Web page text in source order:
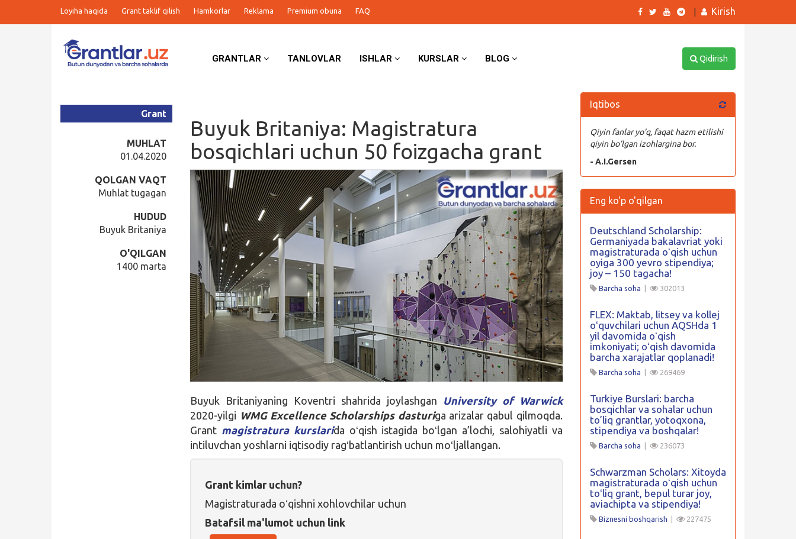
Loyiha haqida Grant taklif qilish Hamkorlar Reklama Premium obuna FAQ Kirish
GRANTLAR TANLOVLAR ISHLAR KURSLAR BLOG Qidirish
Buyuk Britaniya: Magistratura
bosqichlari uchun 50 foizgacha grant
Grant
MUHLAT
01.04.2020
QOLGAN VAQT
Muhlat tugagan
HUDUD
Buyuk Britaniya
O'QILGAN
1400 marta
Buyuk Britaniyaning Koventri shahrida joylashgan
University of Warwick
2020-yilgi WMG Excellence Scholarships dasturiga arizalar qabul qilmoqda.
Grant magistratura kurslarida oʻqish istagida boʻlgan a’lochi, salohiyatli va
intiluvchan yoshlarni iqtisodiy ragʻbatlantirish uchun moʻljallangan.
Grant kimlar uchun?
Magistraturada oʻqishni xohlovchilar uchun
Batafsil ma'lumot uchun link
Iqtibos
Qiyin fanlar yo’q, faqat hazm etilishi
qiyin bo’lgan izohlargina bor.
- A.I.Gersen
Eng ko'p o'qilgan
Deutschland Scholarship:
Germaniyada bakalavriat yoki
magistraturada oʻqish uchun
oyiga 300 yevro stipendiya;
joy – 150 tagacha!
Barcha soha 302013
FLEX: Maktab, litsey va kollej
oʻquvchilari uchun AQSHda 1
yil davomida oʻqish
imkoniyati; oʻqish davomida
barcha xarajatlar qoplanadi!
Barcha soha 269469
Turkiye Burslari: barcha
bosqichlar va sohalar uchun
to’liq grantlar, yotoqxona,
stipendiya va boshqalar!
Barcha soha 236073
Schwarzman Scholars: Xitoyda
magistraturada oʻqish uchun
toʻliq grant, bepul turar joy,
aviachipta va stipendiya!
Biznesni boshqarish 227475